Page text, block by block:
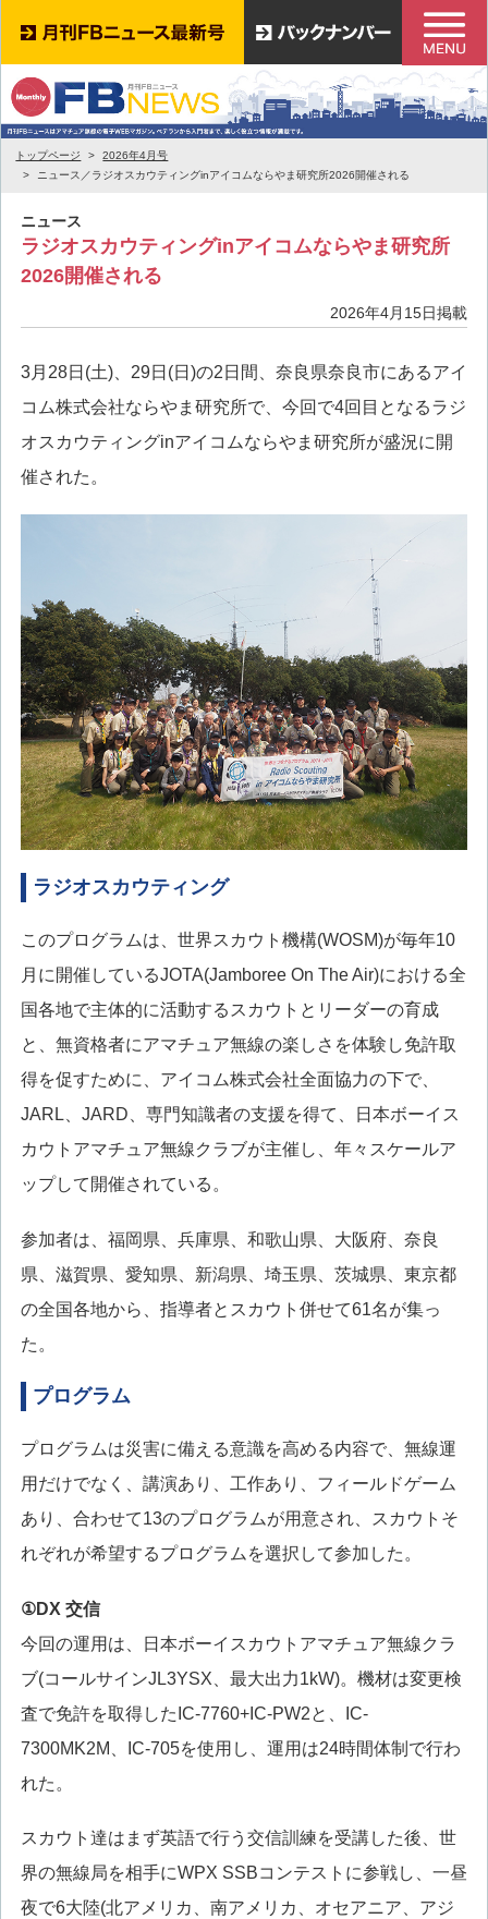
トップページ
2026年4月号
ニュース／ラジオスカウティングinアイコムならやま研究所2026開催される
ニュース
ラジオスカウティングinアイコムならやま研究所
2026開催される
2026年4月15日掲載
3月28日(土)、29日(日)の2日間、奈良県奈良市にあるアイ
コム株式会社ならやま研究所で、今回で4回目となるラジ
オスカウティングinアイコムならやま研究所が盛況に開
催された。
ラジオスカウティング
このプログラムは、世界スカウト機構(WOSM)が毎年10
月に開催しているJOTA(Jamboree On The Air)における全
国各地で主体的に活動するスカウトとリーダーの育成
と、無資格者にアマチュア無線の楽しさを体験し免許取
得を促すために、アイコム株式会社全面協力の下で、
JARL、JARD、専門知識者の支援を得て、日本ボーイス
カウトアマチュア無線クラブが主催し、年々スケールア
ップして開催されている。
参加者は、福岡県、兵庫県、和歌山県、大阪府、奈良
県、滋賀県、愛知県、新潟県、埼玉県、茨城県、東京都
の全国各地から、指導者とスカウト併せて61名が集っ
た。
プログラム
プログラムは災害に備える意識を高める内容で、無線運
用だけでなく、講演あり、工作あり、フィールドゲーム
あり、合わせて13のプログラムが用意され、スカウトそ
れぞれが希望するプログラムを選択して参加した。
①DX 交信
今回の運用は、日本ボーイスカウトアマチュア無線クラ
ブ(コールサインJL3YSX、最大出力1kW)。機材は変更検
査で免許を取得したIC-7760+IC-PW2と、IC-
7300MK2M、IC-705を使用し、運用は24時間体制で行わ
れた。
スカウト達はまず英語で行う交信訓練を受講した後、世
界の無線局を相手にWPX SSBコンテストに参戦し、一昼
夜で6大陸(北アメリカ、南アメリカ、オセアニア、アジ